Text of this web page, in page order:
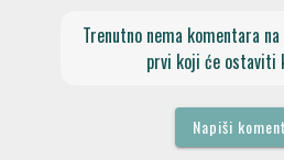
Trenutno nema komentara
prvi koji će ostaviti
Napiši